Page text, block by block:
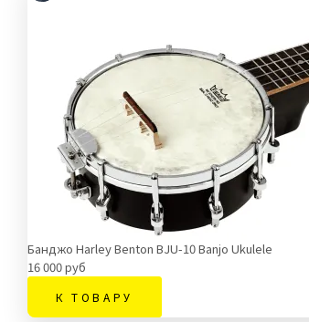
Банджо Harley Benton BJU-10 Banjo Ukulele
16 000 руб
К ТОВАРУ